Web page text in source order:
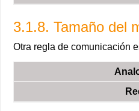
3.1.8. Tamaño del
Otra regla de comunicación